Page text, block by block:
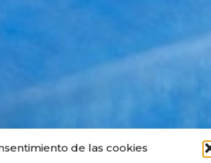
de las cookies